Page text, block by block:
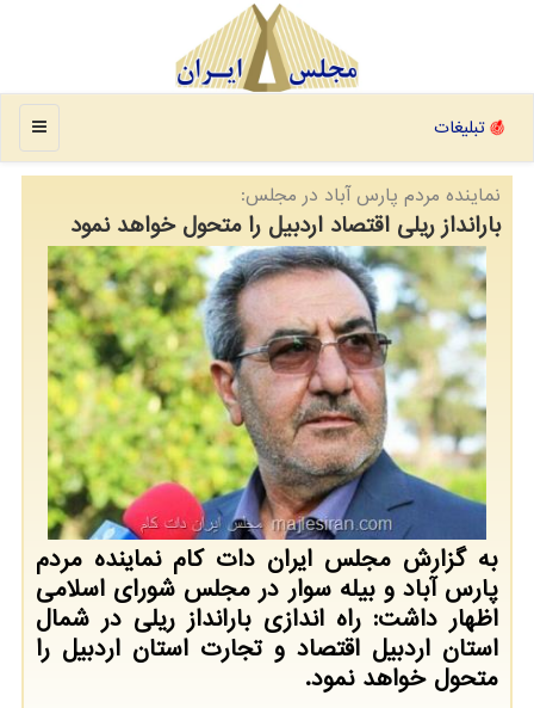
منو تبلیغات
نماینده مردم پارس آباد در مجلس:
بارانداز ریلی اقتصاد اردبیل را متحول خواهد نمود
به گزارش مجلس ایران دات کام نماینده مردم
پارس آباد و بیله سوار در مجلس شورای اسلامی
اظهار داشت: راه اندازی بارانداز ریلی در شمال
استان اردبیل اقتصاد و تجارت استان اردبیل را
متحول خواهد نمود.